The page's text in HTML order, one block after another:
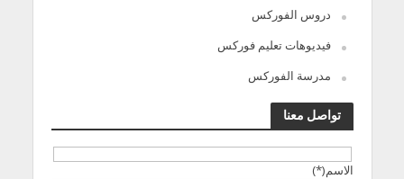
دروس الفوركس
فيديوهات تعليم فوركس
مدرسة الفوركس
تواصل معنا
الاسم(*)